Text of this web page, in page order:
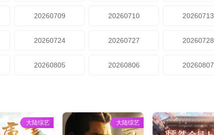
20260709 20260710 20260713
20260724 20260727 20260728
20260805 20260806 20260807
大陆综艺 大陆综艺